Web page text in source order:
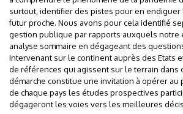
surtout, identifier des pistes pour en endiguer
futur proche. Nous avons pour cela identifié
gestion publique par rapports auxquels notre
analyse sommaire en dégageant des
Intervenant sur le continent auprès des Etats
de références qui agissent sur le terrain dans
démarche constitue une invitation à opérer au
de chaque pays les études prospectives
dégageront les voies vers les meilleures